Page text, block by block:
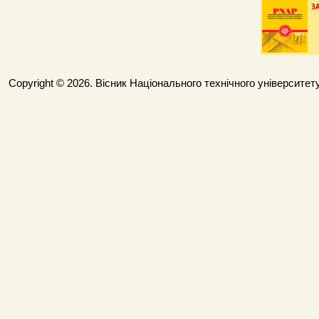
Copyright © 2026. Вісник Національного технічного